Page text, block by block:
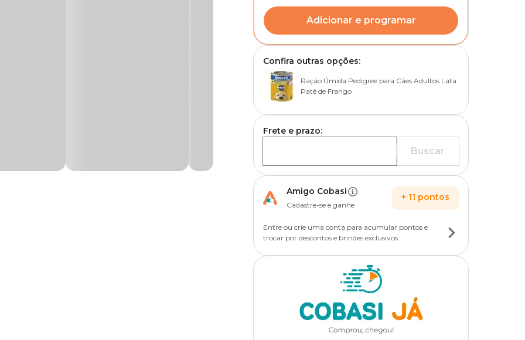
Adicionar e programar
Confira outras opções:
Ração Úmida Pedigree para Cães Adultos Lata
Patê de Frango
Frete e prazo:
Buscar
Amigo Cobasi
Cadastre-se e ganhe
+ 11 pontos
Entre ou crie uma conta para acumular pontos e
trocar por descontos e brindes exclusivos.